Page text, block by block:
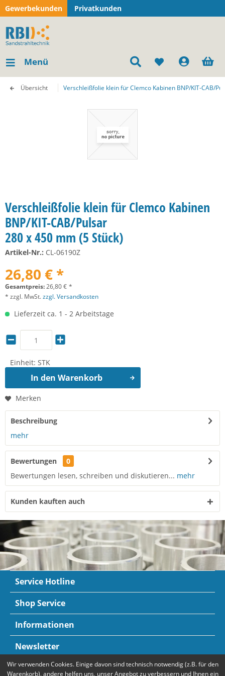
Gewerbekunden Privatkunden
Menü
Übersicht Verschleißfolie klein für Clemco Kabinen BNP/KIT-CAB/
Verschleißfolie klein für Clemco Kabinen
BNP/KIT-CAB/Pulsar
280 x 450 mm (5 Stück)
Artikel-Nr.: CL-06190Z
26,80 € *
Gesamtpreis:26,80€ *
* zzgl. MwSt.zzgl. Versandkosten
Lieferzeit ca. 1 - 2 Arbeitstage
Einheit: STK
In den Warenkorb
Merken
Beschreibung
mehr
Bewertungen
0
Bewertungen lesen, schreiben und diskutieren... mehr
Kunden kauften auch
Service Hotline
Shop Service
Informationen
Newsletter
Zahlungsarten Mehr Informationen
Wir verwenden Cookies. Einige davon sind technisch notwendig (z.B. für den
Warenkorb), andere helfen uns, unser Angebot zu verbessern und Ihnen ein